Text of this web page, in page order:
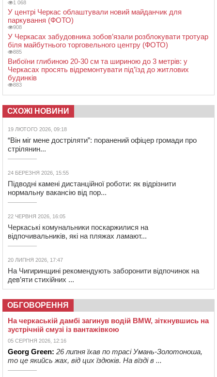
1 068
У центрі Черкас облаштували новий майданчик для
паркування (ФОТО)
908
У Черкасах забудовника зобов’язали розблокувати тротуар
біля майбутнього торговельного центру (ФОТО)
885
Вибоїни глибиною 20-30 см та шириною до 3 метрів: у
Черкасах просять відремонтувати під’їзд до житлових
будинків
883
СХОЖІ НОВИНИ
19 ЛЮТОГО 2026, 09:18
“Він міг мене достріляти”: поранений офіцер громади про
стрілянин...
24 БЕРЕЗНЯ 2026, 15:55
Підводні камені дистанційної роботи: як відрізнити
нормальну вакансію від пор...
22 ЧЕРВНЯ 2026, 16:05
Черкаські комунальники поскаржилися на
відпочивальників, які на пляжах ламают...
20 ЛИПНЯ 2026, 17:47
На Чигиринщині рекомендують заборонити відпочинок на
дев’яти стихійних ...
ОБГОВОРЕННЯ
На черкаській дамбі загинув водій BMW, зіткнувшись на
зустрічній смузі із вантажівкою
05 СЕРПНЯ 2026, 12:16
Georg Green: 26 липня їхав по трасі Умань-Золотоноша,
то це якийсь жах, від цих їздюків. На вїзді в ...